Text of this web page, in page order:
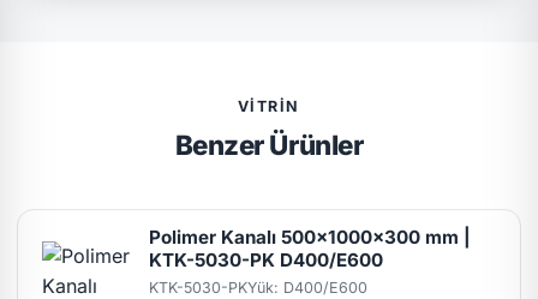
VITRIN
Benzer Ürünler
Polimer Kanalı 500x1000x300 mm |
KTK-5030-PK D400/E600
KTK-5030-PKYük: D400/E600